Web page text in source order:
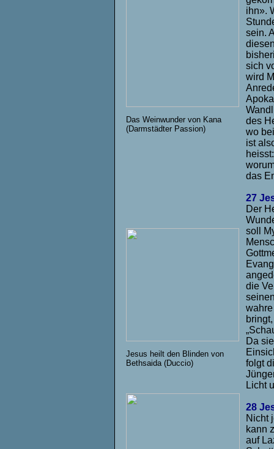
Das Weinwunder von Kana
(Darmstädter Passion)
Jesus heilt den Blinden von
Bethsaida (Duccio)
ihn».
sein.
sich
wird
des
wo
ist
das
27
Der
soll
die
Da
folgt
Licht
28
Nicht
kann
auf